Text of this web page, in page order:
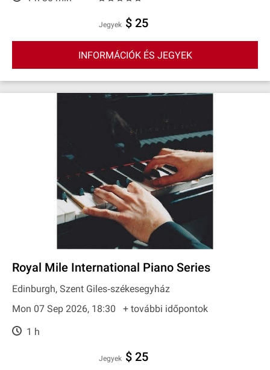
Jegyek $ 25
INFORMÁCIÓK ÉS JEGYEK
Royal Mile International Piano Series
Edinburgh, Szent Giles‐székesegyház
Mon 07 Sep 2026, 18:30
+ további időpontok
1 h
Jegyek $ 25